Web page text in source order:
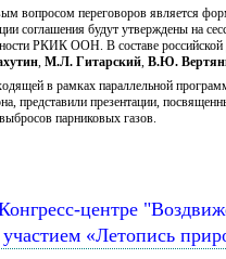
вопросом переговоров является
соглашения будут утверждены на
РКИК ООН. В составе
, М.Л. Гитарский, В.Ю.
в рамках параллельной
представили презентации,
парниковых газов.
центре
«Летопись